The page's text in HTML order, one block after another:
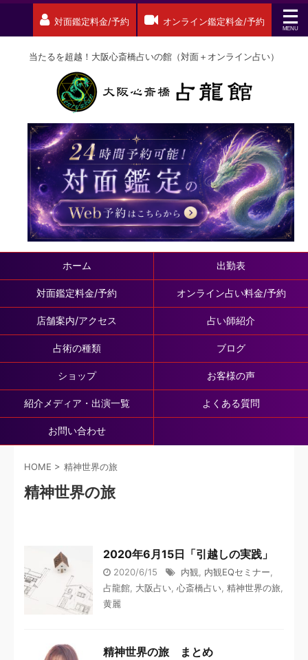
対面鑑定料金/予約 オンライン鑑定料金/予約
当たるを超越！大阪心斎橋占いの館（対面＋オンライン占い）
ホーム 出勤表
対面鑑定料金/予約 オンライン占い料金/予約
店舗案内/アクセス 占い師紹介
占術の種類 ブログ
ショップ お客様の声
紹介メディア・出演一覧 よくある質問
お問い合わせ
HOME > 精神世界の旅
精神世界の旅
2020年6月15日「引越しの実践」
2020/6/15 内観, 内観EQセミナー,
占龍館, 大阪占い, 心斎橋占い, 精神世界の旅,
黄麗
精神世界の旅 まとめ